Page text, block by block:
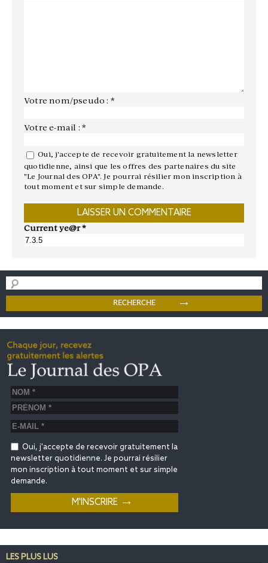
Votre nom/pseudo : *
Votre e-mail : *
Oui, j'accepte de recevoir gratuitement la newsletter
quotidienne, ainsi que les offres des partenaires du site
"Le Journal des OPA". Je pourrai résilier mon inscription à
tout moment et sur simple demande.
Current ye@r*
Oui, j'accepte de recevoir gratuitement la
newsletter quotidienne. Je pourrai résilier
mon inscription à tout moment et sur simple
demande.
LES PLUS LUS